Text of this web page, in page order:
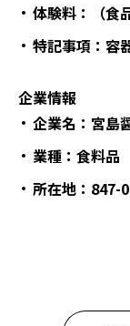
体験料：（食
特記事項：容
企業情報
企業名：宮島
業種：食料品
所在地：847-